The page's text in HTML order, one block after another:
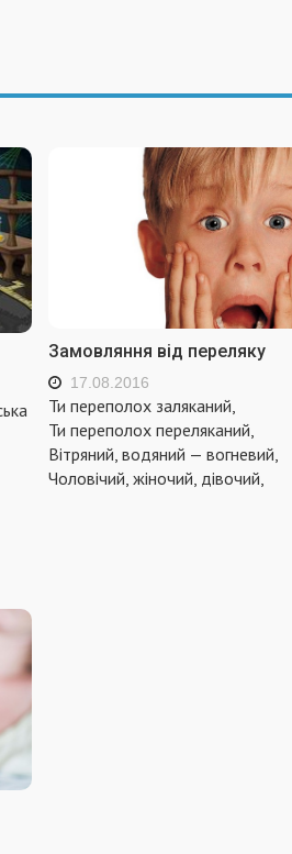
Замовляння від переляку
17.08.2016
Ти переполох заляканий,
Ти переполох переляканий,
Вітряний, водяний — вогневий,
Чоловічий, жіночий, дівочий,